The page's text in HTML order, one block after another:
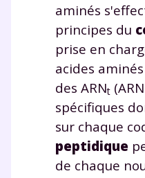
aminés
principes du
prise en
acides
des ARNt
spécifiques
sur chaque
peptidique
de chaque
Envie